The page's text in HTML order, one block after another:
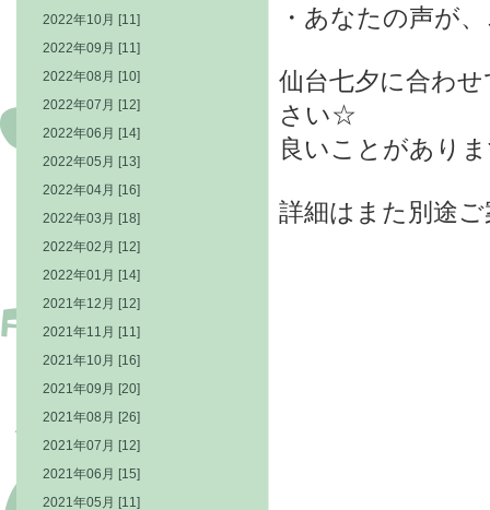
・あなたの声が
仙台七夕に合わ
さい☆
良いことがあり
詳細はまた別途
2022年10月 [11]
2022年09月 [11]
2022年08月 [10]
2022年07月 [12]
2022年06月 [14]
2022年05月 [13]
2022年04月 [16]
2022年03月 [18]
2022年02月 [12]
2022年01月 [14]
2021年12月 [12]
2021年11月 [11]
2021年10月 [16]
2021年09月 [20]
2021年08月 [26]
2021年07月 [12]
2021年06月 [15]
2021年05月 [11]